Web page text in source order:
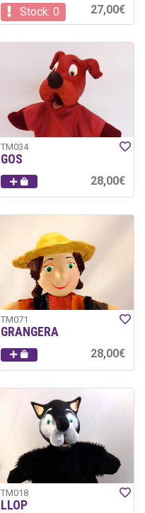
Stock: 0 27,00€
TM034
GOS
28,00€
TM071
GRANGERA
28,00€
TM018
LLOP